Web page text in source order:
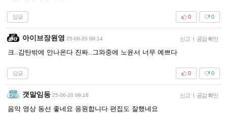
답글 0
0
아이브장원영 25-06-20 09:14 신고 | 공감 확인
크..감탄밖에 안나온다 진짜..그와중에 노윤서 너무 예쁘다
답글 0
0
갯말임동 25-06-20 09:16 신고 | 공감 확인
음악 영상 동선 좋네요 응원합니다 편집도 잘했네요